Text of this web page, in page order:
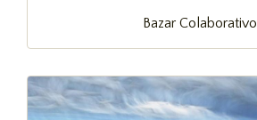
Bazar Colaborativo